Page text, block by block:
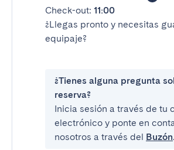
Check-out: 11:00
¿Llegas pronto y necesitas
equipaje?
¿Tienes alguna pregunta
reserva?
Inicia sesión a través de tu
electrónico y ponte en
nosotros a través del Buzón.